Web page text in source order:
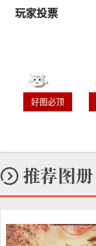
玩家投票
好图必顶